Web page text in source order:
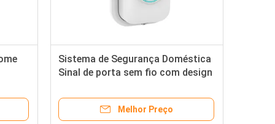
Sistema de Segurança Doméstica
Sinal de porta sem fio com design
Melhor Preço